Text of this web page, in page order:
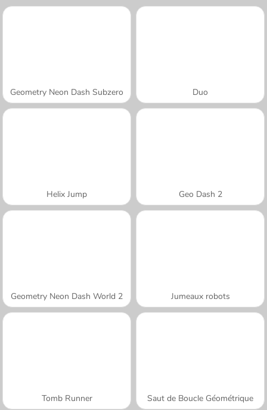
Geometry Neon Dash Subzero Duo
Helix Jump Geo Dash 2
Geometry Neon Dash World 2 Jumeaux robots
Tomb Runner Saut de Boucle Géométrique